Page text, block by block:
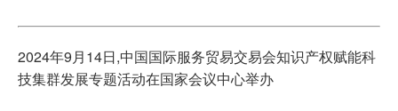
电力
新能源
2024年9月14日,中国国际服务贸易交易会知识产权赋能科
技集群发展专题活动在国家会议中心举办